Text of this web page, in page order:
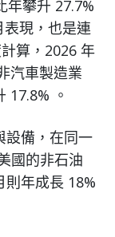
年攀升 27.7%
表現，也是連
算，2026 年
汽車製造業
17.8% 。
設備，在同一
國的非石油
則年成長 18%